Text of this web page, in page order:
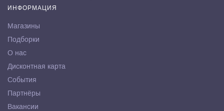
ИНФОРМАЦИЯ
Магазины
Подборки
О нас
Дисконтная карта
События
Партнёры
Вакансии